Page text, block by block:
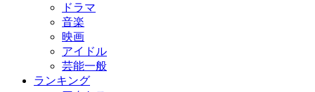
ドラマ
音楽
映画
アイドル
芸能一般
ランキング